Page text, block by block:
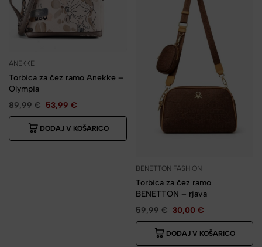
ANEKKE
Torbica za čez ramo Anekke –
Olympia
89,99€ 53,99 €
DODAJ V KOŠARICO
BENETTON FASHION
Torbica za čez ramo
BENETTON – rjava
59,99€ 30,00 €
DODAJ V KOŠARICO